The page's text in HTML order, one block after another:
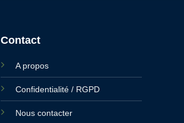
Contact
A propos
Confidentialité / RGPD
Nous contacter